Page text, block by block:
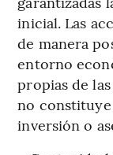
inicial. Las
de manera
entorno
propias de
no
inversión o